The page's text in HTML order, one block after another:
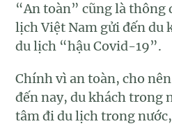
“An toàn” cũng là thông
lịch Việt Nam gửi đến du
du lịch “hậu Covid-19”.
Chính vì an toàn, cho
đến nay, du khách trong
tâm đi du lịch trong